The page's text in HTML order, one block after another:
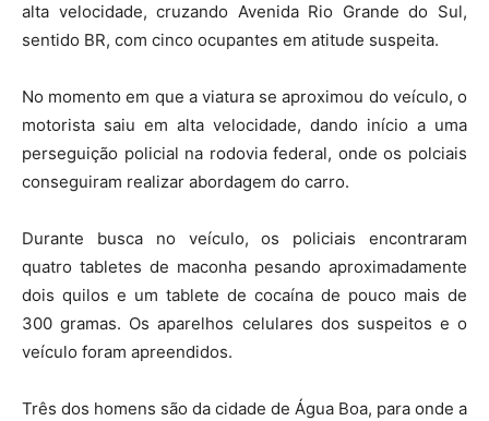
alta velocidade, cruzando Avenida Rio Grande do Sul,
sentido BR, com cinco ocupantes em atitude suspeita.
No momento em que a viatura se aproximou do veículo, o
motorista saiu em alta velocidade, dando início a uma
perseguição policial na rodovia federal, onde os polciais
conseguiram realizar abordagem do carro.
Durante busca no veículo, os policiais encontraram
quatro tabletes de maconha pesando aproximadamente
dois quilos e um tablete de cocaína de pouco mais de
300 gramas. Os aparelhos celulares dos suspeitos e o
veículo foram apreendidos.
Três dos homens são da cidade de Água Boa, para onde a